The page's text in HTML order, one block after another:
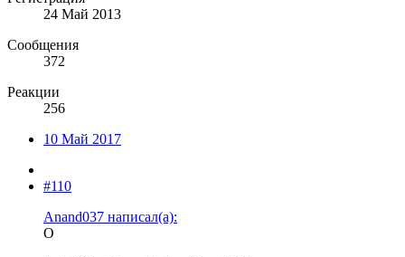
24 Май 2013
Сообщения
372
Реакции
256
10 Май 2017
#110
Anand037 написал(а):
O